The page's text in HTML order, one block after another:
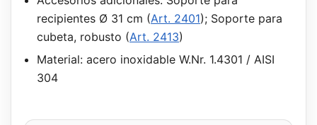
recipientes Ø 31 cm (Art. 2401); Soporte para
cubeta, robusto (Art. 2413)
Material: acero inoxidable W.Nr. 1.4301 / AISI
304